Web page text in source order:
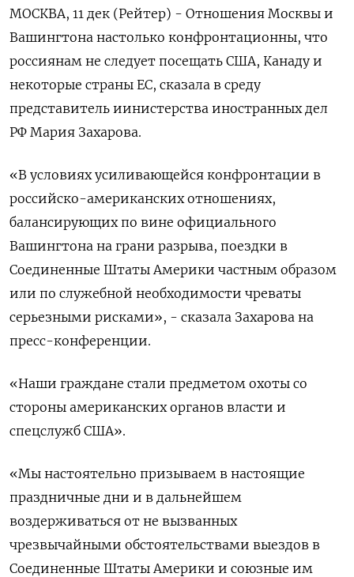
МОСКВА, 11 дек (Рейтер) - Отношения Москвы и
Вашингтона настолько конфронтационны, что
россиянам не следует посещать США, Канаду и
некоторые страны ЕС, сказала в среду
представитель иинистерства иностранных дел
РФ Мария Захарова.
«В условиях усиливающейся конфронтации в
российско-американских отношениях,
балансирующих по вине официального
Вашингтона на грани разрыва, поездки в
Соединенные Штаты Америки частным образом
или по служебной необходимости чреваты
серьезными рисками», - сказала Захарова на
пресс-конференции.
«Наши граждане стали предметом охоты со
стороны американских органов власти и
спецслужб США».
«Мы настоятельно призываем в настоящие
праздничные дни и в дальнейшем
воздерживаться от не вызванных
чрезвычайными обстоятельствами выездов в
Соединенные Штаты Америки и союзные им